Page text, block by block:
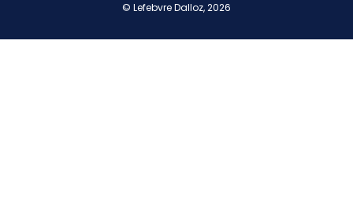
© Lefebvre Dalloz, 2026